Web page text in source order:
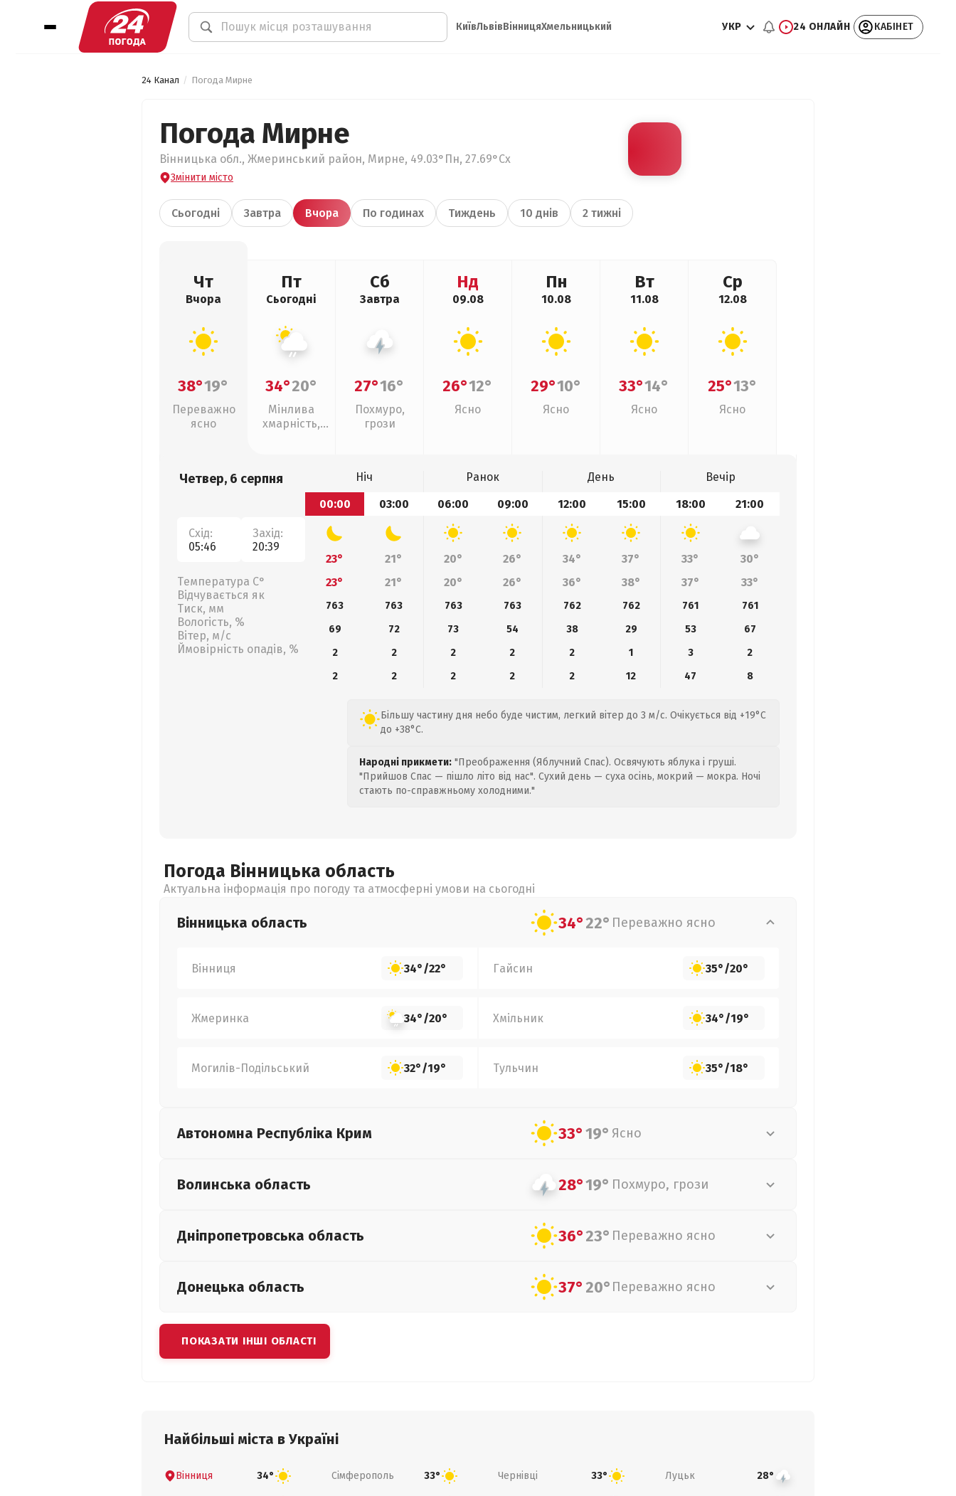
КиївЛьвівВінницяХмельницький УКР 24 ОНЛАЙН КАБІНЕТ
24 Канал Погода Мирне
Погода Мирне
Вінницька обл., Жмеринський район, Мирне, 49.03°Пн, 27.69°Сх
Змінити місто
Сьогодні Завтра Вчора По годинах Тиждень 10 днів 2 тижні
Чт
Вчора
38°19°
Переважно
ясно
Пт
Сьогодні
34°20°
Мінлива
хмарність,
Сб
Завтра
27°16°
Похмуро,
грози
Нд
09.08
26°12°
Ясно
Пн
10.08
29°10°
Ясно
Вт
11.08
33°14°
Ясно
Ср
12.08
25°13°
Ясно
Четвер, 6 серпня
Схід:
05:46
Захід:
20:39
Температура С°
Відчувається як
Тиск, мм
Вологість, %
Вітер, м/с
Ймовірність опадів, %
Ніч Ранок День
Вечір
00:00
03:00 06:00 09:00 12:00 15:00 18:00 21:00
23° 21° 20° 26° 34° 37° 33°
30°
23°
21° 20° 26° 36° 38° 37° 33°
763 763 763 763 762 762 761
761
69
72 73 54 38 29 53
67
2
2 2 2 2 1 3
2
2
2 2 2 2 12 47 8
Більшу частину дня небо буде чистим, легкий вітер до 3 м/с. Очікується від +19°C
до +38°C.
Народні прикмети: "Преображення (Яблучний Спас). Освячують яблука і груші.
"Прийшов Спас — пішло літо від нас". Сухий день — суха осінь, мокрий — мокра. Ночі
стають по-справжньому холодними."
Погода Вінницька область
Актуальна інформація про погоду та атмосферні умови на сьогодні
Вінницька область 34°22° Переважно ясно
Вінниця 34°/22° Гайсин 35°/20°
Жмеринка 34°/20° Хмільник 34°/19°
Могилів-Подільський 32°/19° Тульчин 35°/18°
Автономна Республіка Крим 33°19° Ясно
Волинська область 28°19° Похмуро, грози
Дніпропетровська область 36°23° Переважно ясно
Донецька область 37°20° Переважно ясно
ПОКАЗАТИ ІНШІ ОБЛАСТІ
Найбільші міста в Україні
Вінниця 34° Сімферополь 33° Чернівці 33° Луцьк 28°